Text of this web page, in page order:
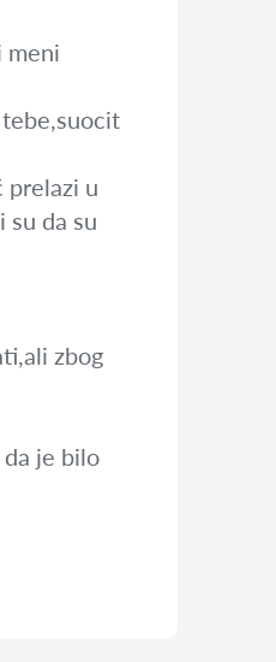
meni
prelazi u
su da su
zbog
je bilo